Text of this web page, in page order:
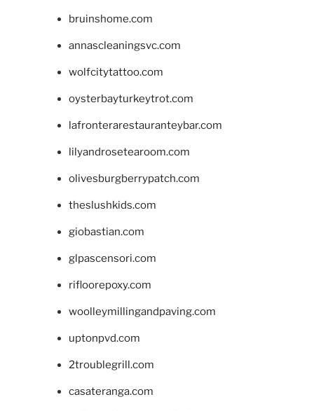
bruinshome.com
annascleaningsvc.com
wolfcitytattoo.com
oysterbayturkeytrot.com
lafronterarestauranteybar.com
lilyandrosetearoom.com
olivesburgberrypatch.com
theslushkids.com
giobastian.com
glpascensori.com
rifloorepoxy.com
woolleymillingandpaving.com
uptonpvd.com
2troublegrill.com
casateranga.com